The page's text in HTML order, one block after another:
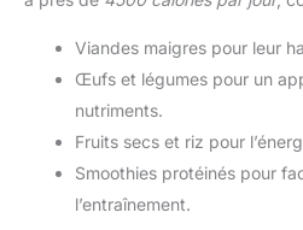
Viandes maigres pour leur
Œufs et légumes pour un
nutriments.
Fruits secs et riz pour
Smoothies protéinés pour
l’entraînement.